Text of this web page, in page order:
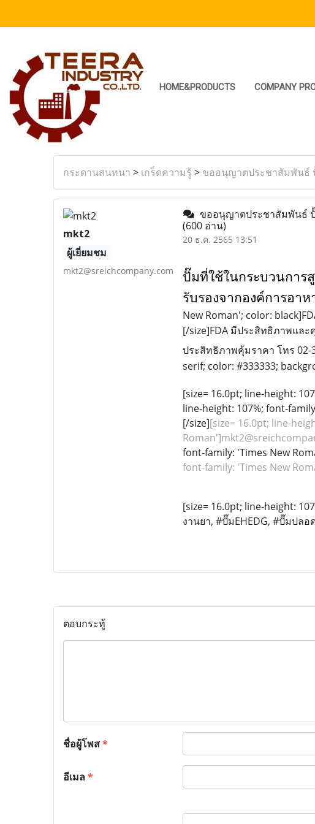
HOME&PRODUCTS COMPANY
กระดานสนทนา > เกร็ดความรู้ > ขออนุญาตประชาสัมพันธ์
mkt2
ผู้เยี่ยมชม
mkt2@sreichcompany.com
ขออนุญาตประชาสัมพันธ์ ปั๊
(600 อ่าน)
20 ธ.ค. 2565 13:51
ปั๊มที่ใช้ในกระบวนการ
รับรองจากองค์การอาห
New Roman'; color:
[/size]FDAมีประสิทธิภาพและ
ประสิทธิภาพคุ้มราคา โทร 02-
serif; color: #333333;
[size= 16.0pt; line-height:
line-height: 107%; font-
[/size][size= 16.0pt; line-
font-family: 'Times New
font-family: 'Times New
[size= 16.0pt; line-height:
งานยา, #ปั๊มEHEDG, #ปั๊มปลอ
ตอบกระทู้
ชื่อผู้โพส*
อีเมล*